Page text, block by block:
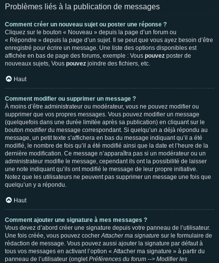
Problèmes liés à la publication de messages
Comment créer un nouveau sujet ou poster une réponse ?
Cliquez sur le bouton « Nouveau » depuis la page d’un forum ou
« Répondre » depuis la page d’un sujet. Il se peut que vous ayez besoin d’être
enregistré pour écrire un message. Une liste des options disponibles est
affichée en bas de page des forums, exemple : Vous pouvez poster de
nouveaux sujets, Vous pouvez joindre des fichiers, etc.
Haut
Comment modifier ou supprimer un message ?
À moins d’être administrateur ou modérateur, vous ne pouvez modifier ou
supprimer que vos propres messages. Vous pouvez modifier un message
(quelquefois dans une durée limitée après sa publication) en cliquant sur le
bouton modifierdu message correspondant. Si quelqu’un a déjà répondu au
message, un petit texte s’affichera en bas du message indiquant qu’il a été
modifié, le nombre de fois qu’il a été modifié ainsi que la date et l’heure de la
dernière modification. Ce message n’apparaîtra pas si un modérateur ou un
administrateur modifie le message, cependant ils ont la possibilité de laisser
une note indiquant qu’ils ont modifié le message de leur propre initiative.
Notez que les utilisateurs ne peuvent pas supprimer un message une fois que
quelqu’un y a répondu.
Haut
Comment ajouter une signature à mes messages ?
Vous devez d’abord créer une signature depuis votre panneau de l’utilisateur.
Une fois créée, vous pouvez cocherAttacher ma signature sur le formulaire de
rédaction de message. Vous pouvez aussi ajouter la signature par défaut à
tous vos messages en activant l’option « Attacher ma signature » à partir du
panneau de l’utilisateur (ongletPréférences du forum --> Modifier les